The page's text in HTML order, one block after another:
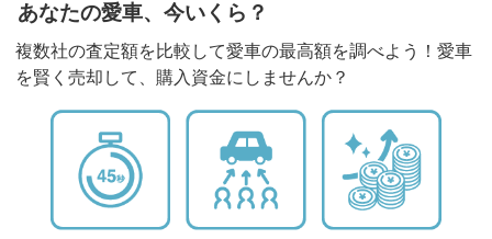
あなたの愛車、今いくら？
複数社の査定額を比較して愛車の最高額を調べよう！愛車
を賢く売却して、購入資金にしませんか？